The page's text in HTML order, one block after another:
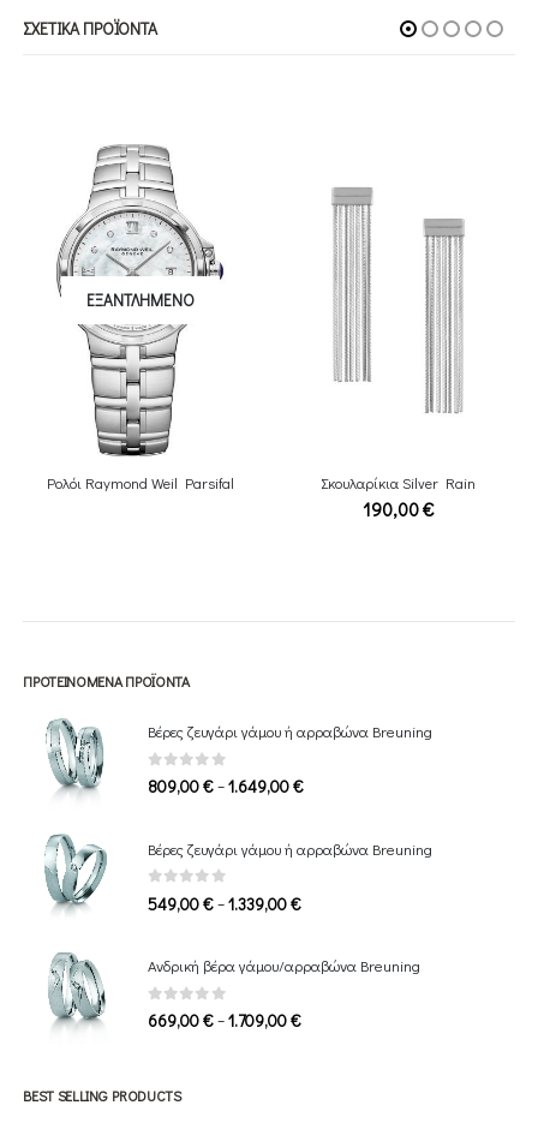
ΣΧΕΤΙΚΆ ΠΡΟΪΌΝΤΑ
ΕΞΑΝΤΛΗΜΈΝΟ
Ρολόι Raymond Weil Parsifal Σκουλαρίκια Silver Rain
190,00€
ΠΡΟΤΕΙΝΌΜΕΝΑ ΠΡΟΪΌΝΤΑ
Βέρες ζευγάρι γάμου ή αρραβώνα Breuning
0out of 5
809,00€–1.649,00€Price
through
Βέρες ζευγάρι γάμου ή αρραβώνα Breuning
0 out of 5
549,00€–1.339,00€Price
through
Ανδρική βέρα γάμου/αρραβώνα Breuning
0 out of 5
669,00€–1.709,00€Price
BEST SELLING PRODUCTS